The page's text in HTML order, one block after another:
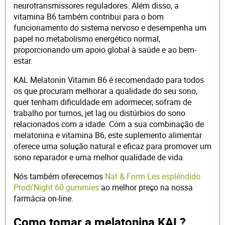
neurotransmissores reguladores. Além disso, a
vitamina B6 também contribui para o bom
funcionamento do sistema nervoso e desempenha um
papel no metabolismo energético normal,
proporcionando um apoio global à saúde e ao bem-
estar.
KAL Melatonin Vitamin B6 é recomendado para todos
os que procuram melhorar a qualidade do seu sono,
quer tenham dificuldade em adormecer, sofram de
trabalho por turnos, jet lag ou distúrbios do sono
relacionados com a idade. Com a sua combinação de
melatonina e vitamina B6, este suplemento alimentar
oferece uma solução natural e eficaz para promover um
sono reparador e uma melhor qualidade de vida.
Nós também oferecemos Nat & Form Les esplêndido
Prodi'Night 60 gummies ao melhor preço na nossa
farmácia on-line.